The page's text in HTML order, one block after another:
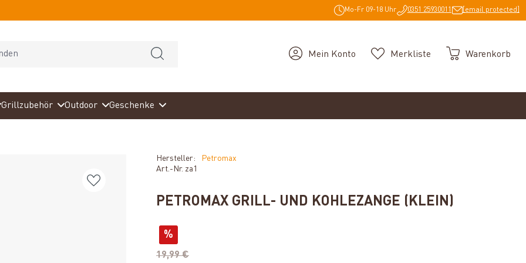
Mo-Fr 09-18 Uhr 0351 25930011 [email protected]
Mein Konto Merkliste Warenkorb
Grillzubehör Outdoor Geschenke
Hersteller:
Petromax
Art.-Nr. za1
PETROMAX GRILL- UND KOHLEZANGE (KLEIN)
%
19,99 €